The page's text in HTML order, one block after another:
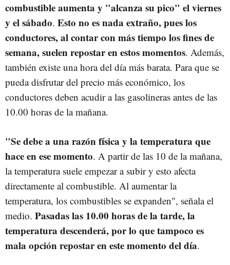
combustible aumenta y "alcanza su pico" el viernes
y el sábado. Esto no es nada extraño, pues los
conductores, al contar con más tiempo los fines de
semana, suelen repostar en estos momentos. Además,
también existe una hora del día más barata. Para que se
pueda disfrutar del precio más económico, los
conductores deben acudir a las gasolineras antes de las
10.00 horas de la mañana.
"Se debe a una razón física y la temperatura que
hace en ese momento. A partir de las 10 de la mañana,
la temperatura suele empezar a subir y esto afecta
directamente al combustible. Al aumentar la
temperatura, los combustibles se expanden", señala el
medio. Pasadas las 10.00 horas de la tarde, la
temperatura descenderá, por lo que tampoco es
mala opción repostar en este momento del día.